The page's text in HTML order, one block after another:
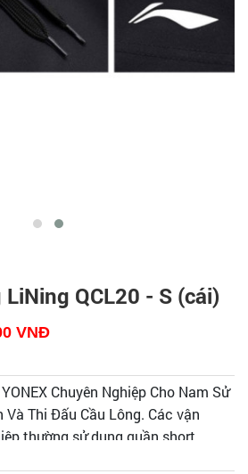
QCL20 - S (cái)
VNĐ
Chuyên Nghiệp Cho Nam Sử
Và Thi Đấu Cầu Lông. Các vận
thường sử dụng quần short
cộc. Lí do vì quần short sẽ tạo cảm